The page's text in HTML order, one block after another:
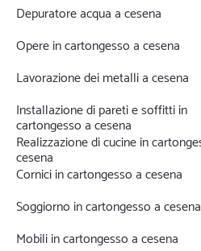
Depuratore acqua a cesena
Opere in cartongesso a cesena
Lavorazione dei metalli a cesena
Installazione di pareti e soffitti in
cartongesso a cesena
Realizzazione di cucine in
cesena
Cornici in cartongesso a cesena
Soggiorno in cartongesso a cesena
Mobili in cartongesso a cesena